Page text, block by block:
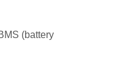
(battery